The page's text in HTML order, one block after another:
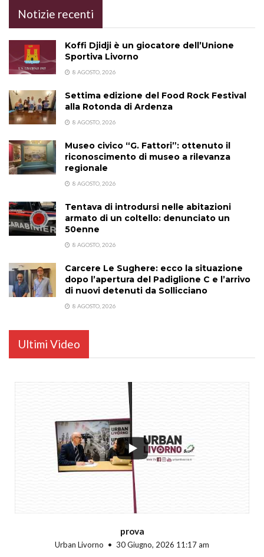
Notizie recenti
Koffi Djidji è un giocatore dell’Unione
Sportiva Livorno
8 AGOSTO, 2026
Settima edizione del Food Rock Festival
alla Rotonda di Ardenza
8 AGOSTO, 2026
Museo civico “G. Fattori”: ottenuto il
riconoscimento di museo a rilevanza
regionale
8 AGOSTO, 2026
Tentava di introdursi nelle abitazioni
armato di un coltello: denunciato un
50enne
8 AGOSTO, 2026
Carcere Le Sughere: ecco la situazione
dopo l’apertura del Padiglione C e l’arrivo
di nuovi detenuti da Sollicciano
8 AGOSTO, 2026
Ultimi Video
prova
Urban Livorno 30 Giugno, 2026 11:17 am